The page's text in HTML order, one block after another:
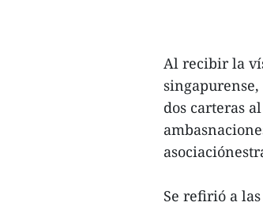
Al recibir la
dos carteras
Se refirió a